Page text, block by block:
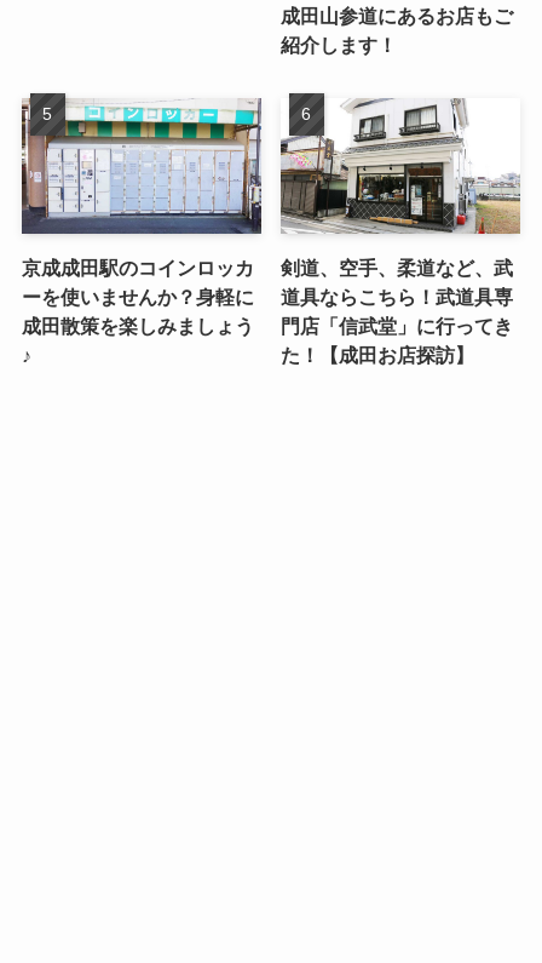
成田山参道にあるお店もご
紹介します！
京成成田駅のコインロッカ
ーを使いませんか？身軽に
成田散策を楽しみましょう
♪
剣道、空手、柔道など、武
道具ならこちら！武道具専
門店「信武堂」に行ってき
た！【成田お店探訪】